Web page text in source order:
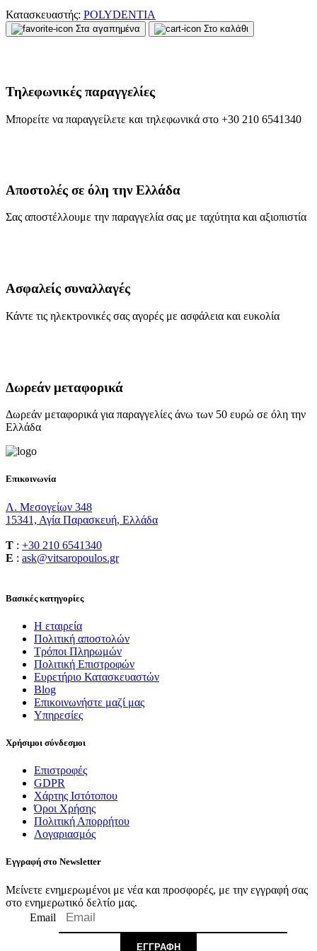
Κατασκευαστής: POLYDENTIA
Στα αγαπημένα Στο καλάθι
Τηλεφωνικές παραγγελίες
Μπορείτε να παραγγείλετε και τηλεφωνικά στο +30 210 6541340
Αποστολές σε όλη την Ελλάδα
Σας αποστέλλουμε την παραγγελία σας με ταχύτητα και αξιοπιστία
Ασφαλείς συναλλαγές
Κάντε τις ηλεκτρονικές σας αγορές με ασφάλεια και ευκολία
Δωρεάν μεταφορικά
Δωρεάν μεταφορικά για παραγγελίες άνω των 50 ευρώ σε όλη την
Ελλάδα
Επικοινωνία
Λ. Μεσογείων 348
15341, Αγία Παρασκευή, Ελλάδα
T : +30 210 6541340
E : ask@vitsaropoulos.gr
Βασικές κατηγορίες
Η εταιρεία
Πολιτική αποστολών
Τρόποι Πληρωμών
Πολιτική Επιστροφών
Ευρετήριο Κατασκευαστών
Blog
Επικοινωνήστε μαζί μας
Υπηρεσίες
Χρήσιμοι σύνδεσμοι
Επιστροφές
GDPR
Χάρτης Ιστότοπου
Όροι Χρήσης
Πολιτική Απορρήτου
Λογαριασμός
Εγγραφή στο Newsletter
Μείνετε ενημερωμένοι με νέα και προσφορές, με την εγγραφή σας
στο ενημερωτικό δελτίο μας.
Email
ΕΓΓΡΑΦΉ